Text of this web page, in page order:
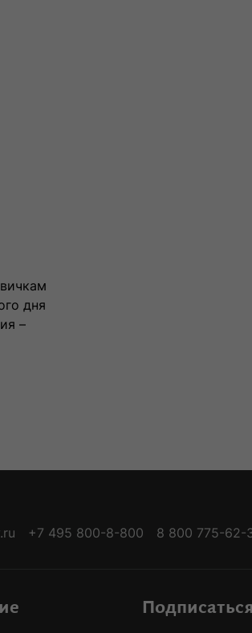
дня
–
+7 495 800-8-800 8 800 775-62-
Подписаться